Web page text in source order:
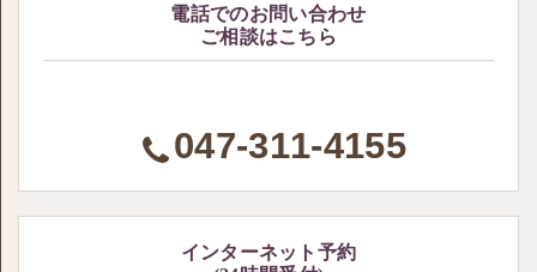
電話でのお問い合わせ
ご相談はこちら
047-311-4155
インターネット予約